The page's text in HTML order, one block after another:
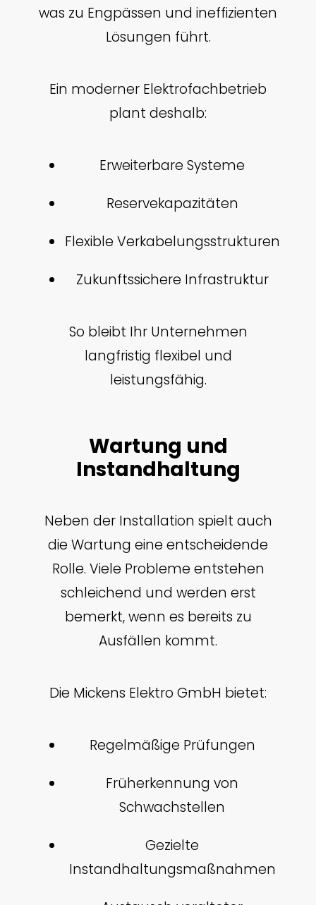
was zu Engpässen und ineffizienten
Lösungen führt.
Ein moderner Elektrofachbetrieb
plant deshalb:
Erweiterbare Systeme
Reservekapazitäten
Flexible Verkabelungsstrukturen
Zukunftssichere Infrastruktur
So bleibt Ihr Unternehmen
langfristig flexibel und
leistungsfähig.
Wartung und
Instandhaltung
Neben der Installation spielt auch
die Wartung eine entscheidende
Rolle. Viele Probleme entstehen
schleichend und werden erst
bemerkt, wenn es bereits zu
Ausfällen kommt.
Die Mickens Elektro GmbH bietet:
Regelmäßige Prüfungen
Früherkennung von
Schwachstellen
Gezielte
Instandhaltungsmaßnahmen